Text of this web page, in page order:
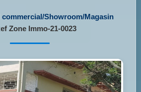
commercial/Showroom/Magasin
Zone Immo-21-0023